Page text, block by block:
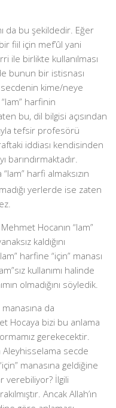
da bu şekildedir. Eğer
fiil için mef’ûl yani
ile birlikte kullanılması
bunun bir istisnası
kime/neye
harfinin
bu, dil bilgisi açısından
tefsir profesörü
iddiası kendisinden
barındırmaktadır.
harfi almaksızın
yerlerde ise zaten
Hocanın “lam”
kaldığını
harfine “için” manası
kullanımı halinde
olmadığını söyledik.
da
Hocaya bizi bu anlama
gerekecektir.
Aleyhisselama secde
manasına geldiğine
verebiliyor? İlgili
Ancak Allah’ın